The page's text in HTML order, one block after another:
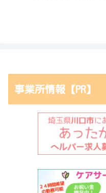
事業所情報【PR】